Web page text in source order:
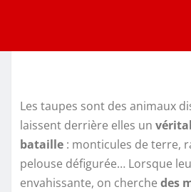
Les taupes sont des animaux
laissent derrière elles un
bataille : monticules de terre,
pelouse défigurée… Lorsque
envahissante, on cherche des